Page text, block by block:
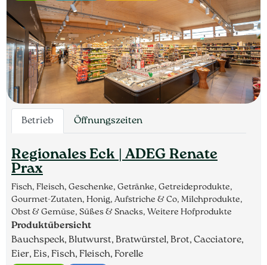
Betrieb Öffnungszeiten
Regionales Eck | ADEG Renate
Prax
Fisch, Fleisch, Geschenke, Getränke, Getreideprodukte,
Gourmet-Zutaten, Honig, Aufstriche & Co, Milchprodukte,
Obst & Gemüse, Süßes & Snacks, Weitere Hofprodukte
Produktübersicht
Bauchspeck, Blutwurst, Bratwürstel, Brot, Cacciatore,
Eier, Eis, Fisch, Fleisch, Forelle